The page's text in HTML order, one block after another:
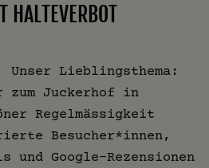
HALTEVERBOT
Lieblingsthema:
zum Juckerhof in
Regelmässigkeit
Besucher*innen,
und Google-Rezensionen